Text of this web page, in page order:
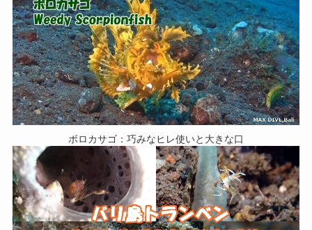
ボロカサゴ：巧みなヒレ使いと大きな口